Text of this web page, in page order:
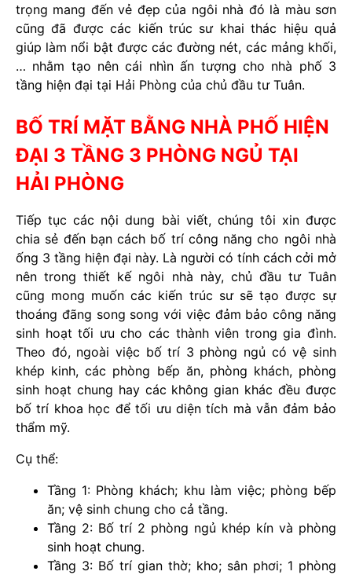
trọng mang đến vẻ đẹp của ngôi nhà đó là màu sơn
cũng đã được các kiến trúc sư khai thác hiệu quả
giúp làm nổi bật được các đường nét, các mảng khối,
… nhằm tạo nên cái nhìn ấn tượng cho nhà phố 3
tầng hiện đại tại Hải Phòng của chủ đầu tư Tuân.
BỐ TRÍ MẶT BẰNG NHÀ PHỐ HIỆN
ĐẠI 3 TẦNG 3 PHÒNG NGỦ TẠI
HẢI PHÒNG
Tiếp tục các nội dung bài viết, chúng tôi xin được
chia sẻ đến bạn cách bố trí công năng cho ngôi nhà
ống 3 tầng hiện đại này. Là người có tính cách cởi mở
nên trong thiết kế ngôi nhà này, chủ đầu tư Tuân
cũng mong muốn các kiến trúc sư sẽ tạo được sự
thoáng đãng song song với việc đảm bảo công năng
sinh hoạt tối ưu cho các thành viên trong gia đình.
Theo đó, ngoài việc bố trí 3 phòng ngủ có vệ sinh
khép kinh, các phòng bếp ăn, phòng khách, phòng
sinh hoạt chung hay các không gian khác đều được
bố trí khoa học để tối ưu diện tích mà vẫn đảm bảo
thẩm mỹ.
Cụ thể:
Tầng 1: Phòng khách; khu làm việc; phòng bếp
ăn; vệ sinh chung cho cả tầng.
Tầng 2: Bố trí 2 phòng ngủ khép kín và phòng
sinh hoạt chung.
Tầng 3: Bố trí gian thờ; kho; sân phơi; 1 phòng